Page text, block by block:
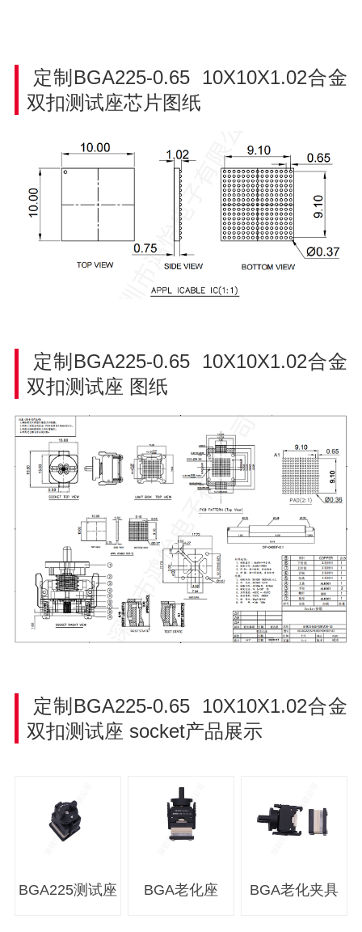
定制BGA225-0.65 10X10X1.02合金
双扣测试座芯片图纸
定制BGA225-0.65 10X10X1.02合金
双扣测试座 图纸
定制BGA225-0.65 10X10X1.02合金
双扣测试座 socket产品展示
BGA225测试座 BGA老化座 BGA老化夹具